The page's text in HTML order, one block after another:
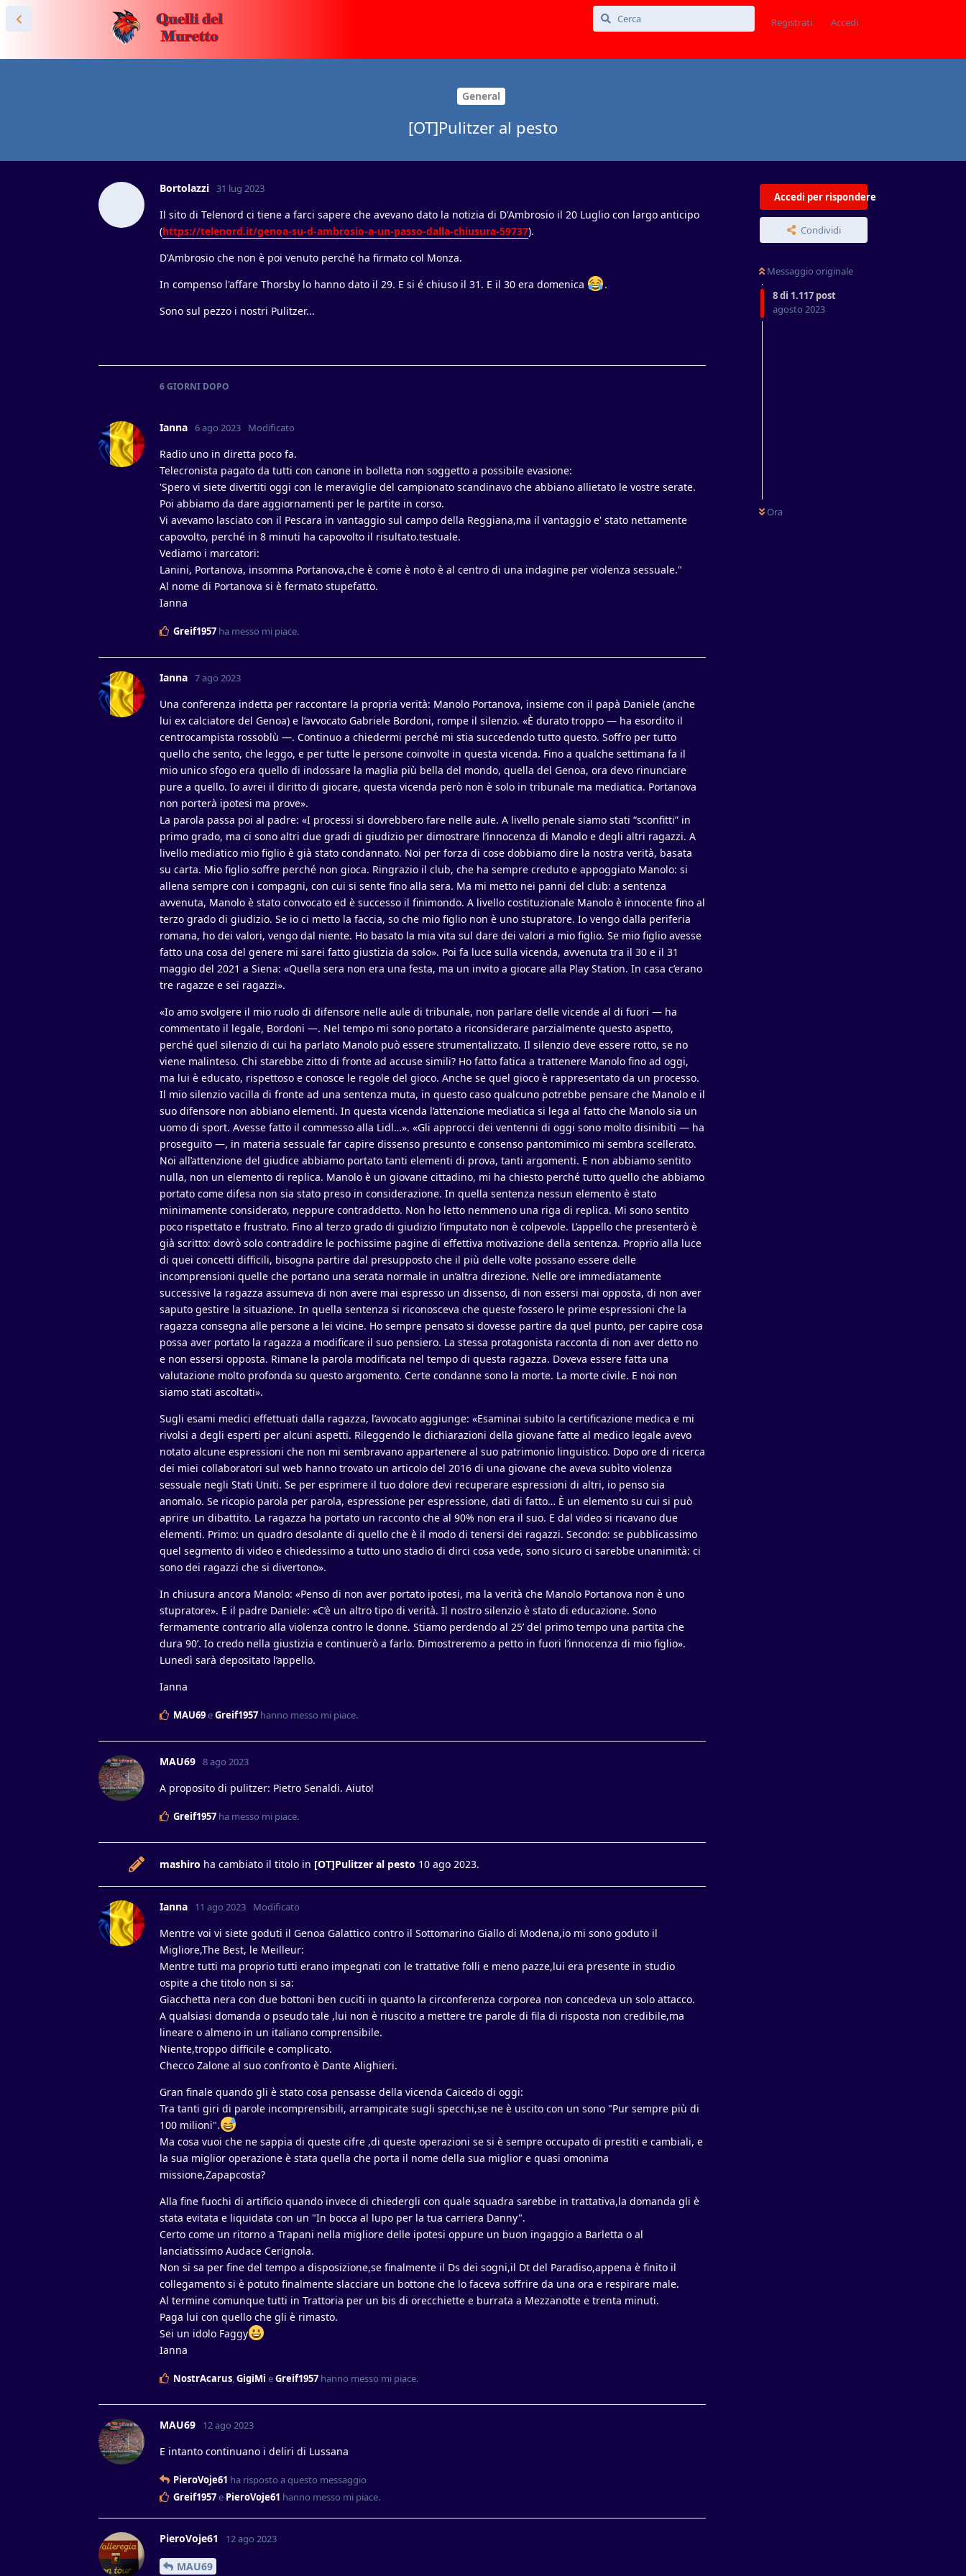
Registrati Accedi
General
[OT]Pulitzer al pesto
Accedi per rispondere
Condividi
Messaggio originale
8di 1.117 post
agosto 2023
Ora
Bortolazzi 31 lug 2023
Il sito di Telenord ci tiene a farci sapere che avevano dato la notizia di D'Ambrosio il 20 Luglio con largo anticipo
(https://telenord.it/genoa-su-d-ambrosio-a-un-passo-dalla-chiusura-59737).
D'Ambrosio che non è poi venuto perché ha firmato col Monza.
In compenso l'affare Thorsby lo hanno dato il 29. E si é chiuso il 31. E il 30 era domenica
.
Sono sul pezzo i nostri Pulitzer...
6 GIORNI DOPO
Ianna 6 ago 2023 Modificato
Radio uno in diretta poco fa.
Telecronista pagato da tutti con canone in bolletta non soggetto a possibile evasione:
'Spero vi siete divertiti oggi con le meraviglie del campionato scandinavo che abbiano allietato le vostre serate.
Poi abbiamo da dare aggiornamenti per le partite in corso.
Vi avevamo lasciato con il Pescara in vantaggio sul campo della Reggiana,ma il vantaggio e' stato nettamente
capovolto, perché in 8 minuti ha capovolto il risultato.testuale.
Vediamo i marcatori:
Lanini, Portanova, insomma Portanova,che è come è noto è al centro di una indagine per violenza sessuale."
Al nome di Portanova si è fermato stupefatto.
Ianna
Greif1957 ha messo mi piace.
Ianna 7 ago 2023
Una conferenza indetta per raccontare la propria verità: Manolo Portanova, insieme con il papà Daniele (anche
lui ex calciatore del Genoa) e l’avvocato Gabriele Bordoni, rompe il silenzio. «È durato troppo — ha esordito il
centrocampista rossoblù —. Continuo a chiedermi perché mi stia succedendo tutto questo. Soffro per tutto
quello che sento, che leggo, e per tutte le persone coinvolte in questa vicenda. Fino a qualche settimana fa il
mio unico sfogo era quello di indossare la maglia più bella del mondo, quella del Genoa, ora devo rinunciare
pure a quello. Io avrei il diritto di giocare, questa vicenda però non è solo in tribunale ma mediatica. Portanova
non porterà ipotesi ma prove».
La parola passa poi al padre: «I processi si dovrebbero fare nelle aule. A livello penale siamo stati “sconfitti” in
primo grado, ma ci sono altri due gradi di giudizio per dimostrare l’innocenza di Manolo e degli altri ragazzi. A
livello mediatico mio figlio è già stato condannato. Noi per forza di cose dobbiamo dire la nostra verità, basata
su carta. Mio figlio soffre perché non gioca. Ringrazio il club, che ha sempre creduto e appoggiato Manolo: si
allena sempre con i compagni, con cui si sente fino alla sera. Ma mi metto nei panni del club: a sentenza
avvenuta, Manolo è stato convocato ed è successo il finimondo. A livello costituzionale Manolo è innocente fino al
terzo grado di giudizio. Se io ci metto la faccia, so che mio figlio non è uno stupratore. Io vengo dalla periferia
romana, ho dei valori, vengo dal niente. Ho basato la mia vita sul dare dei valori a mio figlio. Se mio figlio avesse
fatto una cosa del genere mi sarei fatto giustizia da solo». Poi fa luce sulla vicenda, avvenuta tra il 30 e il 31
maggio del 2021 a Siena: «Quella sera non era una festa, ma un invito a giocare alla Play Station. In casa c’erano
tre ragazze e sei ragazzi».
«Io amo svolgere il mio ruolo di difensore nelle aule di tribunale, non parlare delle vicende al di fuori — ha
commentato il legale, Bordoni —. Nel tempo mi sono portato a riconsiderare parzialmente questo aspetto,
perché quel silenzio di cui ha parlato Manolo può essere strumentalizzato. Il silenzio deve essere rotto, se no
viene malinteso. Chi starebbe zitto di fronte ad accuse simili? Ho fatto fatica a trattenere Manolo fino ad oggi,
ma lui è educato, rispettoso e conosce le regole del gioco. Anche se quel gioco è rappresentato da un processo.
Il mio silenzio vacilla di fronte ad una sentenza muta, in questo caso qualcuno potrebbe pensare che Manolo e il
suo difensore non abbiano elementi. In questa vicenda l’attenzione mediatica si lega al fatto che Manolo sia un
uomo di sport. Avesse fatto il commesso alla Lidl…». «Gli approcci dei ventenni di oggi sono molto disinibiti — ha
proseguito —, in materia sessuale far capire dissenso presunto e consenso pantomimico mi sembra scellerato.
Noi all’attenzione del giudice abbiamo portato tanti elementi di prova, tanti argomenti. E non abbiamo sentito
nulla, non un elemento di replica. Manolo è un giovane cittadino, mi ha chiesto perché tutto quello che abbiamo
portato come difesa non sia stato preso in considerazione. In quella sentenza nessun elemento è stato
minimamente considerato, neppure contraddetto. Non ho letto nemmeno una riga di replica. Mi sono sentito
poco rispettato e frustrato. Fino al terzo grado di giudizio l’imputato non è colpevole. L’appello che presenterò è
già scritto: dovrò solo contraddire le pochissime pagine di effettiva motivazione della sentenza. Proprio alla luce
di quei concetti difficili, bisogna partire dal presupposto che il più delle volte possano essere delle
incomprensioni quelle che portano una serata normale in un’altra direzione. Nelle ore immediatamente
successive la ragazza assumeva di non avere mai espresso un dissenso, di non essersi mai opposta, di non aver
saputo gestire la situazione. In quella sentenza si riconosceva che queste fossero le prime espressioni che la
ragazza consegna alle persone a lei vicine. Ho sempre pensato si dovesse partire da quel punto, per capire cosa
possa aver portato la ragazza a modificare il suo pensiero. La stessa protagonista racconta di non aver detto no
e non essersi opposta. Rimane la parola modificata nel tempo di questa ragazza. Doveva essere fatta una
valutazione molto profonda su questo argomento. Certe condanne sono la morte. La morte civile. E noi non
siamo stati ascoltati».
Sugli esami medici effettuati dalla ragazza, l’avvocato aggiunge: «Esaminai subito la certificazione medica e mi
rivolsi a degli esperti per alcuni aspetti. Rileggendo le dichiarazioni della giovane fatte al medico legale avevo
notato alcune espressioni che non mi sembravano appartenere al suo patrimonio linguistico. Dopo ore di ricerca
dei miei collaboratori sul web hanno trovato un articolo del 2016 di una giovane che aveva subìto violenza
sessuale negli Stati Uniti. Se per esprimere il tuo dolore devi recuperare espressioni di altri, io penso sia
anomalo. Se ricopio parola per parola, espressione per espressione, dati di fatto… È un elemento su cui si può
aprire un dibattito. La ragazza ha portato un racconto che al 90% non era il suo. E dal video si ricavano due
elementi. Primo: un quadro desolante di quello che è il modo di tenersi dei ragazzi. Secondo: se pubblicassimo
quel segmento di video e chiedessimo a tutto uno stadio di dirci cosa vede, sono sicuro ci sarebbe unanimità: ci
sono dei ragazzi che si divertono».
In chiusura ancora Manolo: «Penso di non aver portato ipotesi, ma la verità che Manolo Portanova non è uno
stupratore». E il padre Daniele: «C’è un altro tipo di verità. Il nostro silenzio è stato di educazione. Sono
fermamente contrario alla violenza contro le donne. Stiamo perdendo al 25’ del primo tempo una partita che
dura 90’. Io credo nella giustizia e continuerò a farlo. Dimostreremo a petto in fuori l’innocenza di mio figlio».
Lunedì sarà depositato l’appello.
Ianna
MAU69eGreif1957 hanno messo mi piace.
MAU69 8 ago 2023
A proposito di pulitzer: Pietro Senaldi. Aiuto!
Greif1957 ha messo mi piace.
mashiro ha cambiato il titolo in [OT]Pulitzer al pesto 10 ago 2023.
Ianna 11 ago 2023 Modificato
Mentre voi vi siete goduti il Genoa Galattico contro il Sottomarino Giallo di Modena,io mi sono goduto il
Migliore,The Best, le Meilleur:
Mentre tutti ma proprio tutti erano impegnati con le trattative folli e meno pazze,lui era presente in studio
ospite a che titolo non si sa:
Giacchetta nera con due bottoni ben cuciti in quanto la circonferenza corporea non concedeva un solo attacco.
A qualsiasi domanda o pseudo tale ,lui non è riuscito a mettere tre parole di fila di risposta non credibile,ma
lineare o almeno in un italiano comprensibile.
Niente,troppo difficile e complicato.
Checco Zalone al suo confronto è Dante Alighieri.
Gran finale quando gli è stato cosa pensasse della vicenda Caicedo di oggi:
Tra tanti giri di parole incomprensibili, arrampicate sugli specchi,se ne è uscito con un sono "Pur sempre più di
100 milioni".
Ma cosa vuoi che ne sappia di queste cifre ,di queste operazioni se si è sempre occupato di prestiti e cambiali, e
la sua miglior operazione è stata quella che porta il nome della sua miglior e quasi omonima
missione,Zapapcosta?
Alla fine fuochi di artificio quando invece di chiedergli con quale squadra sarebbe in trattativa,la domanda gli è
stata evitata e liquidata con un "In bocca al lupo per la tua carriera Danny".
Certo come un ritorno a Trapani nella migliore delle ipotesi oppure un buon ingaggio a Barletta o al
lanciatissimo Audace Cerignola.
Non si sa per fine del tempo a disposizione,se finalmente il Ds dei sogni,il Dt del Paradiso,appena è finito il
collegamento si è potuto finalmente slacciare un bottone che lo faceva soffrire da una ora e respirare male.
Al termine comunque tutti in Trattoria per un bis di orecchiette e burrata a Mezzanotte e trenta minuti.
Paga lui con quello che gli è rimasto.
Sei un idolo Faggy
Ianna
NostrAcarus,GigiMi eGreif1957 hanno messo mi piace.
MAU69 12 ago 2023
E intanto continuano i deliri di Lussana
PieroVoje61 ha risposto a questo messaggio
Greif1957e PieroVoje61 hanno messo mi piace.
PieroVoje61 12 ago 2023
MAU69